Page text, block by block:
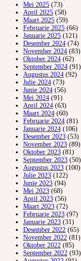
Mei 2025 (73)
April 2025 (58)
Maart 2025 (59)
Februarie 2025 (66)
Januarie 2025 (121)
Desember 2024 (74)
November 2024 (83)
Oktober 2024 (62)
September 2024 (91)
Augustus 2024 (92)
Julie 2024 (73)
Junie 2024 (56)
Mei 2024 (91)
April 2024 (63)
Maart 2024 (60)
Februarie 2024 (81)
Januarie 2024 (106)
Desember 2023 (53)
November 2023 (89)
Oktober 2023 (81)
September 2023 (50)
Augustus 2023 (100)
Julie 2023 (122)
Junie 2023 (94)
Mei 2023 (68)
April 2023 (56)
Maart 2023 (72)
Februarie 2023 (97)
Januarie 2023 (31)
Desember 2022 (65)
November 2022 (81)
Oktober 2022 (85)
September 2022 (93)